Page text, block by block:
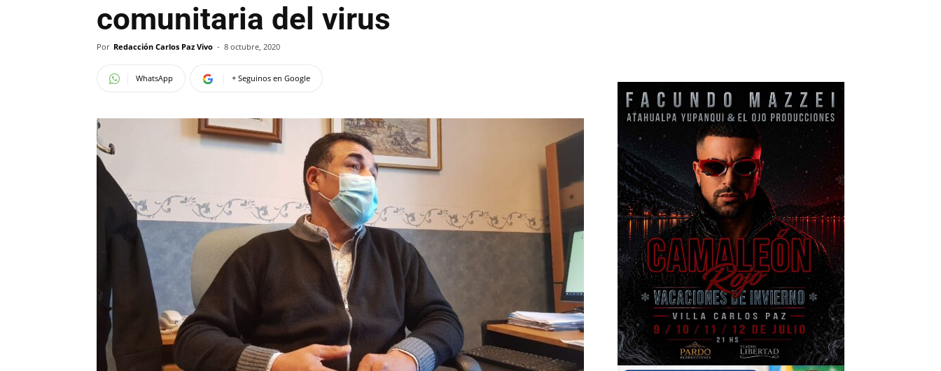
comunitaria del virus
Por Redacción Carlos Paz Vivo - 8 octubre, 2020
WhatsApp + Seguinos en Google